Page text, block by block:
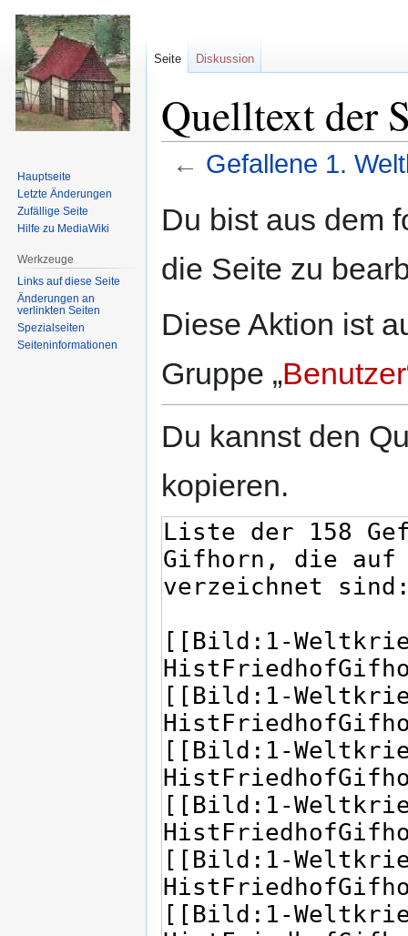
Quelltext der
← Gefallene 1.
Navigation
Suche
Du bist aus dem
die Seite zu
Diese Aktion ist
Gruppe „Benutzer
Du kannst den
kopieren.
Seite Diskussion
Hauptseite
Letzte Änderungen
Zufällige Seite
Hilfe zu MediaWiki
Werkzeuge
Links auf diese Seite
Änderungen an
verlinkten Seiten
Spezialseiten
Seiten­informationen